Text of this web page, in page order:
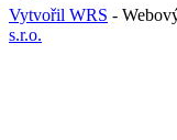
Vytvořil WRS -
s.r.o.